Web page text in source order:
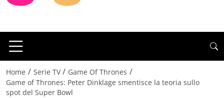
Home / Serie TV / Game Of Thrones /
Game of Thrones: Peter Dinklage smentisce la teoria sullo
spot del Super Bowl